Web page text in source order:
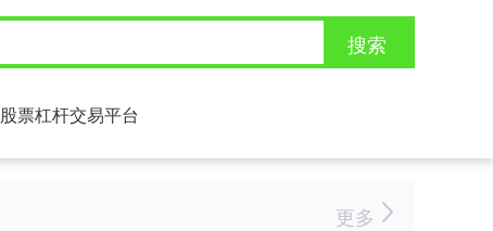
搜索
股票杠杆交易平台
更多